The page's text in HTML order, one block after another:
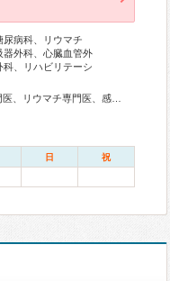
病科、リウマチ
器外科、心臓血管外
、リハビリテーシ
日 祝